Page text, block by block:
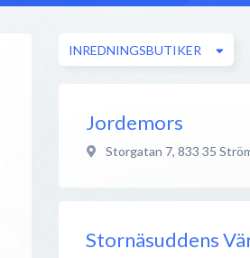
INREDNINGSBUTIKER
Jordemors
Storgatan 7, 833 35
Stornäsuddens